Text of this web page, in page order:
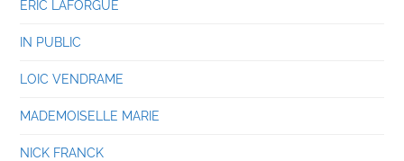
ERIC LAFORGUE
IN PUBLIC
LOIC VENDRAME
MADEMOISELLE MARIE
NICK FRANCK